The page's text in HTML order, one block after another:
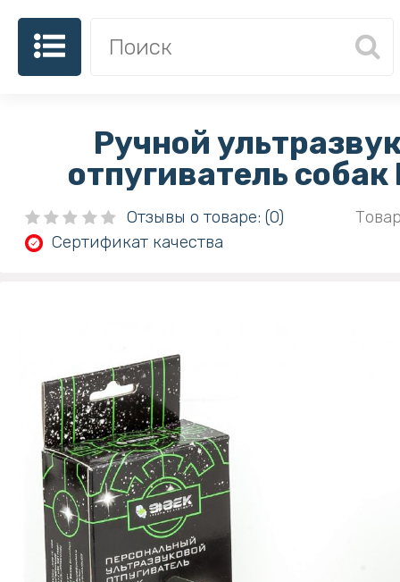
Ручной
отпугиватель собак
Отзывы о товаре: (0)
Сертификат качества